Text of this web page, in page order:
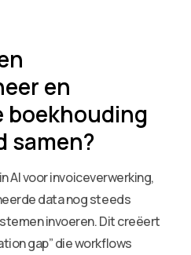
en
samen?
AI voor invoiceverwerking,
data nog steeds
invoeren. Dit creëert
gap” die workflows